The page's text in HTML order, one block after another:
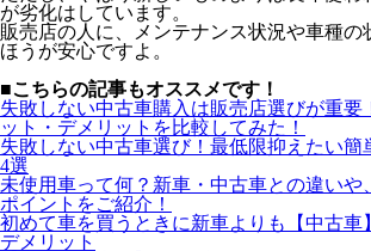
が劣化はしています。
販売店の人に、メンテナンス状況や車種の
ほうが安心ですよ。
■こちらの記事もオススメです！
失敗しない中古車購入は販売店選びが重要
ット・デメリットを比較してみた！
失敗しない中古車選び！最低限抑えたい簡
4選
未使用車って何？新車・中古車との違いや
ポイントをご紹介！
初めて車を買うときに新車よりも【中古車
デメリット